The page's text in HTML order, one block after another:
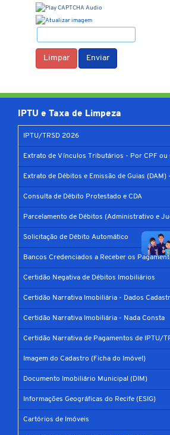
Limpar Enviar
IPTU e Taxa de Limpeza
IPTU/TRSD 2026
Extrato de Vínculos Tributários - Por CPF ou
Extrato de Débitos e Emissão de Guias (DAM)
Consulta de Débito Protestado e CDA
Parcelamento de Débitos (Administrativo e
Solicitação de Débito Automático
Bancos Credenciados a Receber os
Certidão Negativa de Débitos Imobiliários
Certidão Narrativa Imobiliária - Dados
Certidão Narrativa Imobiliária - Nada Consta
Certidão Narrativa de Pagamentos de IPTU/
Imagem do Cadastro (Ficha do Imóvel)
Documento Imobiliário Municipal (DIM)
Informações Geográficas do Recife (ESIG)
Cartórios de Imóveis